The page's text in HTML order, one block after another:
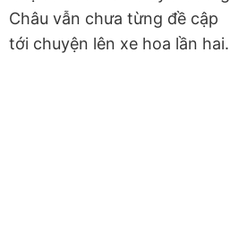
Châu vẫn chưa từng đề cập
tới chuyện lên xe hoa lần hai.